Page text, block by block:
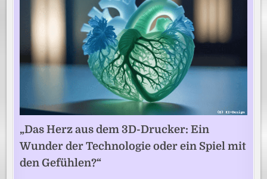
„Das Herz aus dem 3D-Drucker: Ein
Wunder der Technologie oder ein Spiel mit
den Gefühlen?“